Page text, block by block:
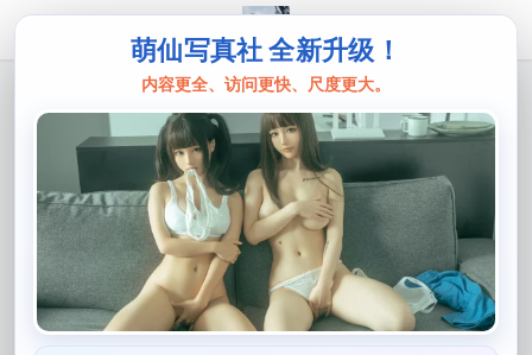
萌仙写真社 全新升级！
内容更全、访问更快、尺度更大。
西园寺南歌
西园寺南歌主人的任务2.0：独家照片原
图，细节无遗
西园寺南歌是一位来自日本的COSER，她更是用独家照
片原图再次证明了自己对细节的极致追求。她的作品细节
无遗，并在服装上注重每一根线，在西园寺南歌主人的任